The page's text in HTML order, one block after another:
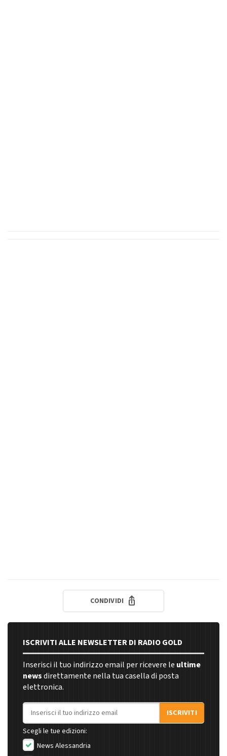
CONDIVIDI
ISCRIVITI ALLE NEWSLETTER DI RADIO GOLD
Inserisci il tuo indirizzo email per ricevere le ultime
newsdirettamente nella tua casella di posta
elettronica.
Indirizzo email
ISCRIVITI
Scegli le tue edizioni:
News Alessandria